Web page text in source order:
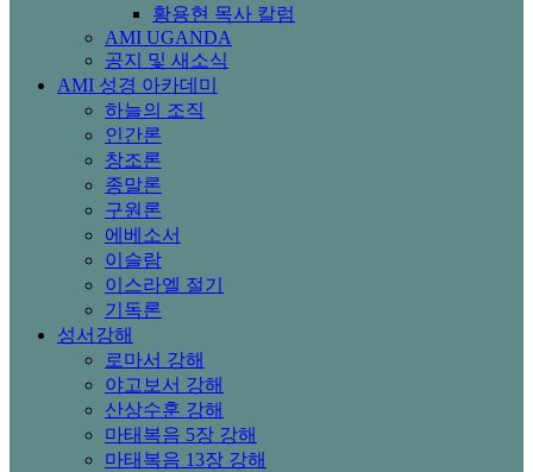
황용현 목사 칼럼
AMI UGANDA
공지 및 새소식
AMI 성경 아카데미
하늘의 조직
인간론
창조론
종말론
구원론
에베소서
이슬람
이스라엘 절기
기독론
성서강해
로마서 강해
야고보서 강해
산상수훈 강해
마태복음 5장 강해
마태복음 13장 강해